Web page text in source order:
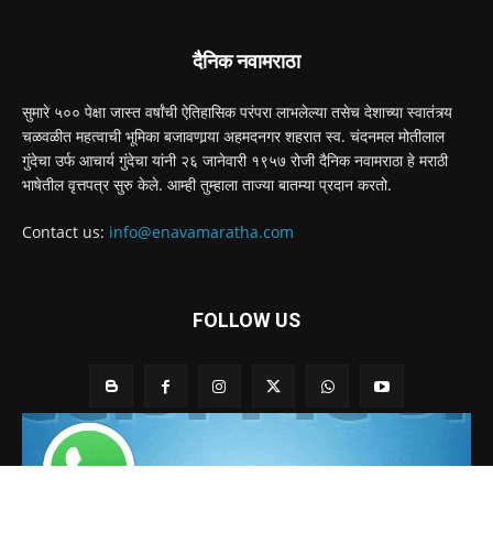
दैनिक नवामराठा
सुमारे ५०० पेक्षा जास्त वर्षांची ऐतिहासिक परंपरा लाभलेल्या तसेच देशाच्या स्वातंत्र्य
चळवळीत महत्वाची भूमिका बजावणार्‍या अहमदनगर शहरात स्व. चंदनमल मोतीलाल
गुंदेचा उर्फ आचार्य गुंदेचा यांनी २६ जानेवारी १९५७ रोजी दैनिक नवामराठा हे मराठी
भाषेतील वृत्तपत्र सुरु केले. आम्ही तुम्हाला ताज्या बातम्या प्रदान करतो.
Contact us: info@enavamaratha.com
FOLLOW US